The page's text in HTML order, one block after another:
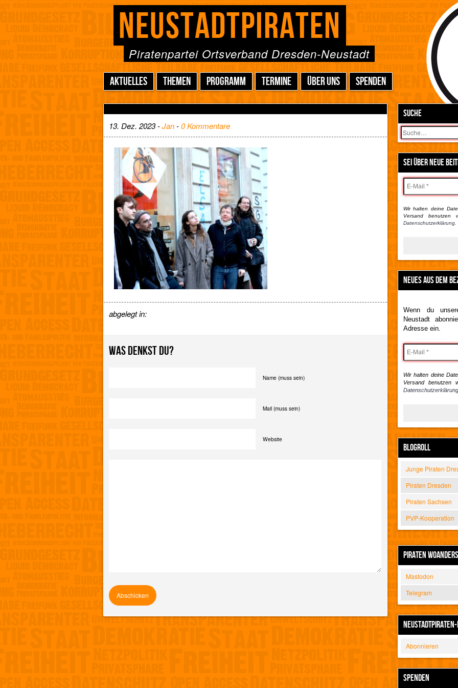
NEUSTADTPIRATEN
Piratenpartei Ortsverband Dresden-Neustadt
AKTUELLES THEMEN PROGRAMM TERMINE ÜBER UNS SPENDEN
SUCHE
Suchen
SEI ÜBER NEUE
Wir halten deine
Versand benutzen
Datenschutzerklärung.
NEUES AUS DEM
Wenn du
Neustadt
Adresse ein.
Wir halten deine
Versand benutzen
BLOGROLL
Junge Piraten
Piraten Dresden
Piraten Sachsen
PVP-Kooperation
PIRATEN WOANDERS
Mastodon
Telegram
Abonnieren
SPENDEN
13. Dez. 2023 -Jan-0 Kommentare
abgelegt in:
WAS DENKST DU?
Name (muss sein)
Mail (muss sein)
Website